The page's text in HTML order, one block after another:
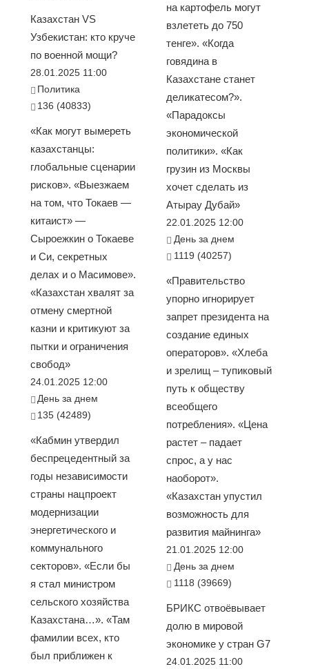
Казахстан VS
Узбекистан: кто круче
по военной мощи?
28.01.2025 11:00
Политика
136 (40833)
«Как могут вымереть
казахстанцы:
глобальные сценарии
рисков». «Выезжаем
на том, что Токаев —
китаист» —
Сыроежкин о Токаеве
и Си, секретных
делах и о Масимове».
«Казахстан хвалят за
отмену смертной
казни и критикуют за
пытки и ограничения
свобод»
24.01.2025 12:00
День за днем
135 (42489)
«Кабмин утвердил
беспрецедентный за
годы независимости
страны нацпроект
модернизации
энергетического и
коммунального
секторов». «Если бы
я стал министром
сельского хозяйства
Казахстана…». «Там
фамилии всех, кто
был приближен к
на картофель могут
взлететь до 750
тенге». «Когда
говядина в
Казахстане станет
деликатесом?».
«Парадоксы
экономической
политики». «Как
грузин из Москвы
хочет сделать из
Атырау Дубай»
22.01.2025 12:00
День за днем
1119 (40257)
«Правительство
упорно игнорирует
запрет президента на
создание единых
операторов». «Хлеба
и зрелищ – тупиковый
путь к обществу
всеобщего
потребления». «Цена
растет – падает
спрос, а у нас
наоборот».
«Казахстан упустил
возможность для
развития майнинга»
21.01.2025 12:00
День за днем
1118 (39669)
БРИКС отвоёвывает
долю в мировой
экономике у стран G7
24.01.2025 11:00